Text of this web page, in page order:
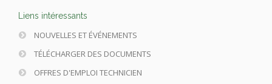
Liens intéressants
NOUVELLES ET ÉVÉNEMENTS
TÉLÉCHARGER DES DOCUMENTS
OFFRES D'EMPLOI TECHNICIEN